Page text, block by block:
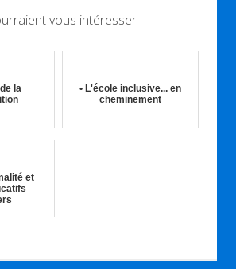
vous intéresser :
la
• L'école inclusive... en
cheminement
et